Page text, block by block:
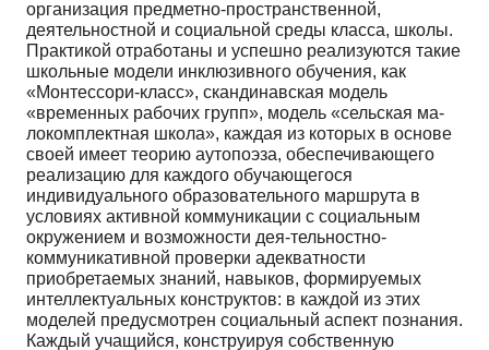
организация предмет­но-пространственной,
деятельностной и социальной среды класса, школы.
Практикой отработаны и успешно реализуются такие
школьные модели инклюзивного обучения, как
«Монтессори-класс», скандинавская мо­дель
«временных рабочих групп», модель «сельская ма­
локомплектная школа», каждая из которых в основе
своей имеет теорию аутопоэза, обеспечивающего
реали­зацию для каждого обучающегося
индивидуального об­разовательного маршрута в
условиях активной комму­никации с социальным
окружением и возможности дея-тельностно-
коммуникативной проверки адекватности
приобретаемых знаний, навыков, формируемых
интел­лектуальных конструктов: в каждой из этих
моделей предусмотрен социальный аспект познания.
Каждый учащийся, конструируя собственную